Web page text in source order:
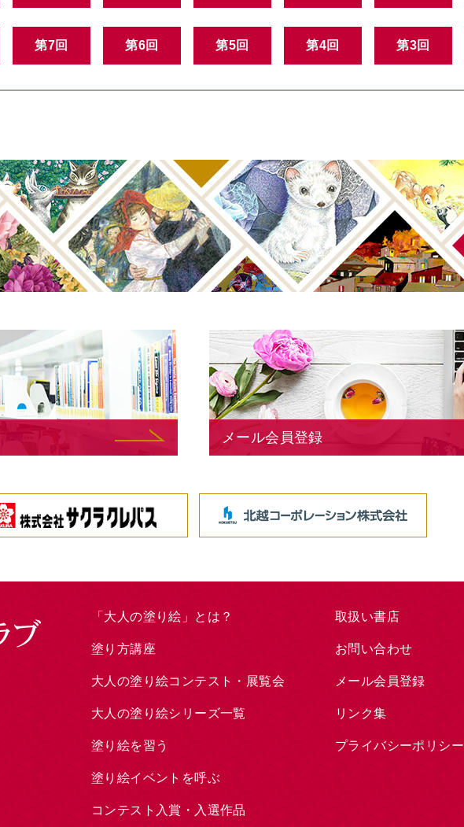
第7回 第6回 第5回 第4回 第3回
メール会員登録
「大人の塗り絵」とは？
塗り方講座
大人の塗り絵コンテスト・展覧会
大人の塗り絵シリーズ一覧
塗り絵を習う
塗り絵イベントを呼ぶ
コンテスト入賞・入選作品
取扱い書店
お問い合わせ
メール会員登録
リンク集
プライバシーポリシー